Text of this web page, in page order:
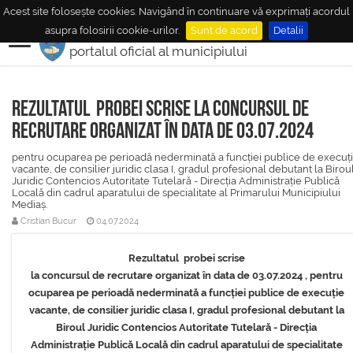
Acest site folosește cookies. Navigând în continuare vă exprimați acordul
asupra folosirii cookie-urilor.
Sunt de acord Detalii
MUNICIPIULMEDIAŞ
portalul oficial al municipiului
Rezultatul probei scrise la concursul de
recrutare organizat în data de 03.07.2024
pentru ocuparea pe perioadă nederminată a funcției publice de
vacante, de consilier juridic clasa I, gradul profesional debutant la
Juridic Contencios Autoritate Tutelară - Direcția Administrație Publică
Locală din cadrul aparatului de specialitate al Primarului Municipiului
Mediaș.
Cristian Bucur 04.07.2024
Rezultatul probei scrise
la concursul de recrutare organizat în data de 03.07.2024 , pentru
ocuparea pe perioadă nederminată a funcției publice de execuție
vacante, de consilier juridic clasa I, gradul profesional debutant la
Biroul Juridic Contencios Autoritate Tutelară - Direcția
Administrație Publică Locală din cadrul aparatului de specialitate